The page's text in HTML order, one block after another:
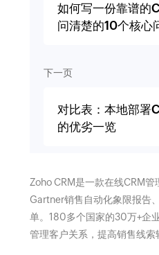
如何写一份靠谱的
问清楚的10个核心
下一页
对比表：本地部署
的优劣一览
Zoho CRM是一款在线CRM
Gartner销售自动化象限报告
单。180多个国家的30万+企
管理客户关系，提高销售线索